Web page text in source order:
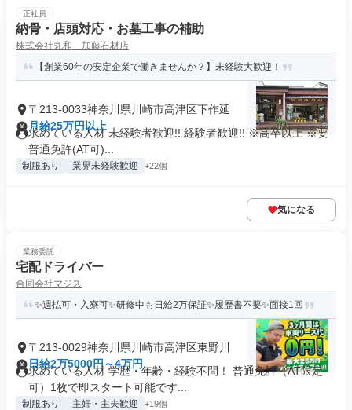
正社員
納骨・店頭対応・お墓工事の補助
株式会社丸和 加藤石材店
【創業60年の安定企業で働きませんか？】未経験大歓迎！
〒213-0033神奈川県川崎市高津区下作延
月給25万円以上
求めている人材 未経験者歓迎!! 経験者歓迎!! ※高卒以上 ※要
普通免許(AT可)...
制服あり 業界未経験歓迎 +22個
気になる
業務委託
宅配ドライバー
合同会社マジス
✨週払可・入寮可✨研修中も日給2万保証✨履歴書不要✨面接1回
〒213-0029神奈川県川崎市高津区東野川
日給2万5000円～4万円
求めている人材 学歴・年齢・経験不問！ 普通免許（AT限定
可）1枚で即スタート可能です...
制服あり 主婦・主夫歓迎 +19個